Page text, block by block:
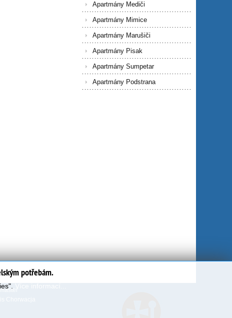
Apartmány Mediči
Apartmány Mimice
Apartmány Marušiči
Apartmány Pisak
Apartmány Sumpetar
Apartmány Podstrana
potřebám.